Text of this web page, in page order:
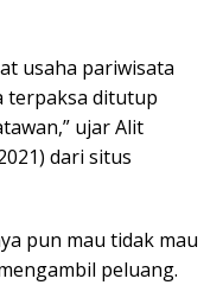
usaha pariwisata
terpaksa ditutup
ujar Alit
dari situs
pun mau tidak mau
peluang.